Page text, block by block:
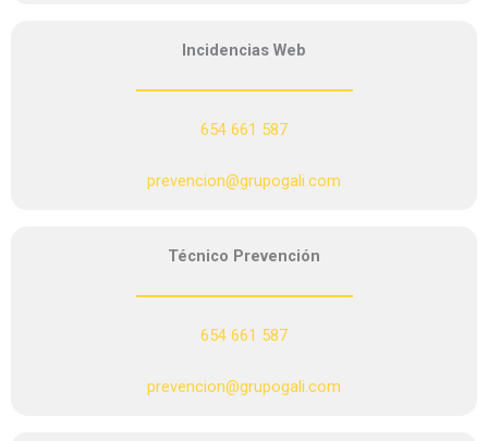
Incidencias Web
654 661 587
prevencion@grupogali.com
Técnico Prevención
654 661 587
prevencion@grupogali.com